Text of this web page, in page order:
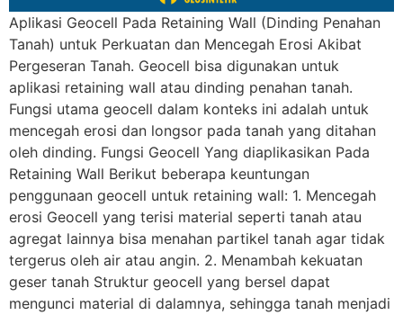
Aplikasi Geocell Pada Retaining Wall (Dinding Penahan
Tanah) untuk Perkuatan dan Mencegah Erosi Akibat
Pergeseran Tanah. Geocell bisa digunakan untuk
aplikasi retaining wall atau dinding penahan tanah.
Fungsi utama geocell dalam konteks ini adalah untuk
mencegah erosi dan longsor pada tanah yang ditahan
oleh dinding. Fungsi Geocell Yang diaplikasikan Pada
Retaining Wall Berikut beberapa keuntungan
penggunaan geocell untuk retaining wall: 1. Mencegah
erosi Geocell yang terisi material seperti tanah atau
agregat lainnya bisa menahan partikel tanah agar tidak
tergerus oleh air atau angin. 2. Menambah kekuatan
geser tanah Struktur geocell yang bersel dapat
mengunci material di dalamnya, sehingga tanah menjadi